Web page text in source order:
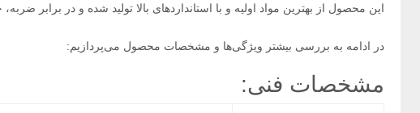
این محصول از بهترین مواد اولیه و با استانداردهای بالا تولید شده و در برابر
در ادامه به بررسی بیشتر ویژگی‌ها و مشخصات محصول می‌‎پردازیم:
مشخصات فنی: